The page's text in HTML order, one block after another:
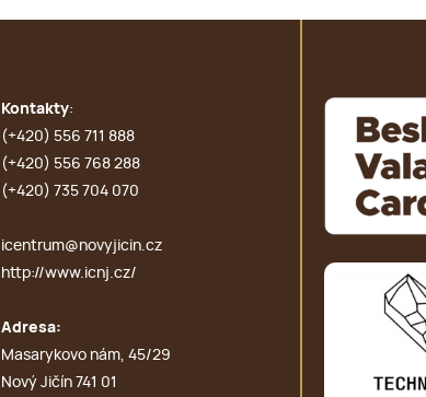
Kontakty:
(+420) 556 711 888
(+420) 556 768 288
(+420) 735 704 070
icentrum@novyjicin.cz
http://www.icnj.cz/
Adresa:
Masarykovo nám, 45/29
Nový Jičín 741 01